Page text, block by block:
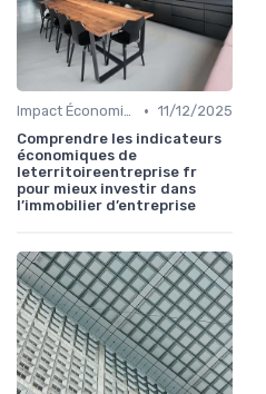
Impact Économique et Financier • 11/12/2025
Comprendre les indicateurs
économiques de
leterritoireentreprise fr
pour mieux investir dans
l’immobilier d’entreprise